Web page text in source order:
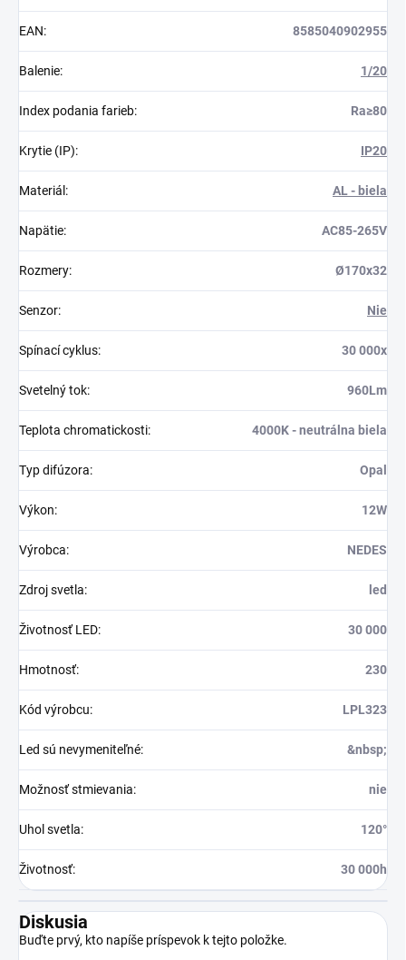
EAN: 8585040902955
Balenie: 1/20
Index podania farieb: Ra≥80
Krytie (IP): IP20
Materiál : AL - biela
Napätie: AC85-265V
Rozmery: Ø170x32
Senzor: Nie
Spínací cyklus: 30 000x
Svetelný tok: 960Lm
Teplota chromatickosti: 4000K - neutrálna biela
Typ difúzora: Opal
Výkon: 12W
Výrobca: NEDES
Zdroj svetla: led
Životnosť LED: 30 000
Hmotnosť: 230
Kód výrobcu: LPL323
Led sú nevymeniteľné: &nbsp;
Možnosť stmievania: nie
Uhol svetla: 120°
Životnosť: 30 000h
Diskusia
Buďte prvý, kto napíše príspevok k tejto položke.